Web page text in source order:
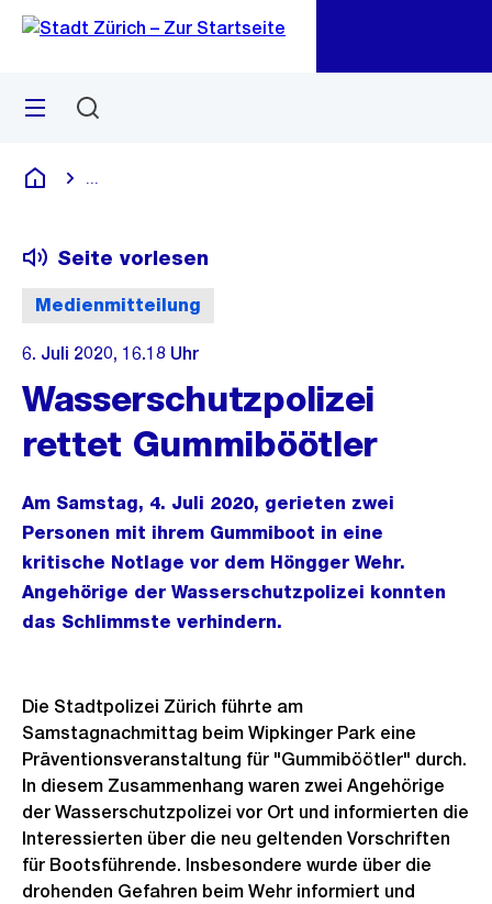
Navigation
Sprunglink
Menü
Deutsch
Medienmitteilung
Seite vorlesen
6. Juli 2020, 16.18 Uhr
Wasserschutzpolizei
rettet Gummiböötler
Am Samstag, 4. Juli 2020, gerieten zwei
Personen mit ihrem Gummiboot in eine
kritische Notlage vor dem Höngger Wehr.
Angehörige der Wasserschutzpolizei konnten
das Schlimmste verhindern.
Die Stadtpolizei Zürich führte am
Samstagnachmittag beim Wipkinger Park eine
Präventionsveranstaltung für "Gummiböötler" durch.
In diesem Zusammenhang waren zwei Angehörige
der Wasserschutzpolizei vor Ort und informierten die
Interessierten über die neu geltenden Vorschriften
für Bootsführende. Insbesondere wurde über die
drohenden Gefahren beim Wehr informiert und